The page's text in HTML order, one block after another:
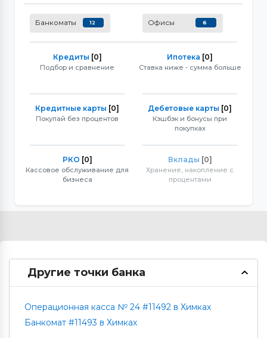
Банкоматы 12 Офисы 6
Кредиты [0]
Подбор и сравнение
Ипотека [0]
Ставка ниже - сумма больше
Кредитные карты [0]
Покупай без процентов
Дебетовые карты [0]
Кэшбэк и бонусы при
покупках
РКО [0]
Кассовое обслуживание для
бизнеса
Вклады [0]
Хранение, накопление с
процентами
Другие точки банка
Операционная касса № 24 #11492 в Химках
Банкомат #11493 в Химках